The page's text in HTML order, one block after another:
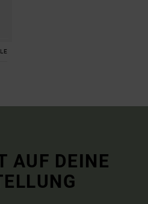
AUF DEINE